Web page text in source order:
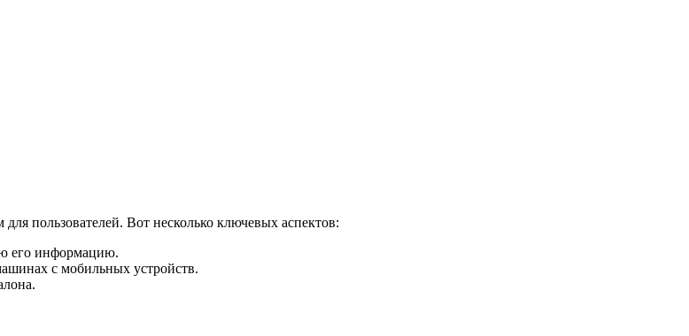
пользователей. Вот несколько ключевых аспектов:
его информацию.
с мобильных устройств.